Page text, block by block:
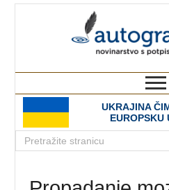
UKRAJINA
EUROPSKU